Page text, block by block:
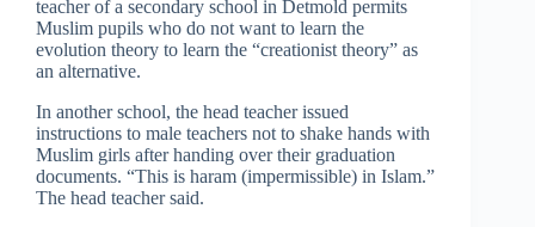
teacher of a secondary school in Detmold permits
Muslim pupils who do not want to learn the
evolution theory to learn the “creationist theory” as
an alternative.
In another school, the head teacher issued
instructions to male teachers not to shake hands with
Muslim girls after handing over their graduation
documents. “This is haram (impermissible) in Islam.”
The head teacher said.